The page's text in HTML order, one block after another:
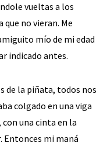
vueltas a los
no vieran. Me
mío de mi edad
indicado antes.
de la piñata, todos nos
colgado en una viga
una cinta en la
Entonces mi maná